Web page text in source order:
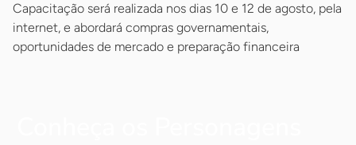
Capacitação será realizada nos dias 10 e 12 de agosto, pela
internet, e abordará compras governamentais,
oportunidades de mercado e preparação financeira